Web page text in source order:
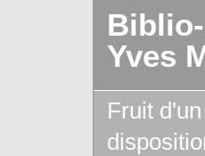
Yves
Fruit